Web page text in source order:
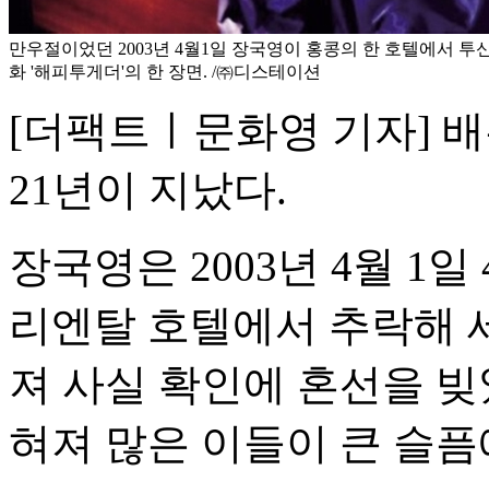
만우절이었던 2003년 4월1일 장국영이 홍콩의 한 호텔에서 투
화 '해피투게더'의 한 장면. /㈜디스테이션
[더팩트ㅣ문화영 기자]
21년이 지났다.
장국영은 2003년 4월 1
리엔탈 호텔에서 추락해
져 사실 확인에 혼선을
혀져 많은 이들이 큰 슬